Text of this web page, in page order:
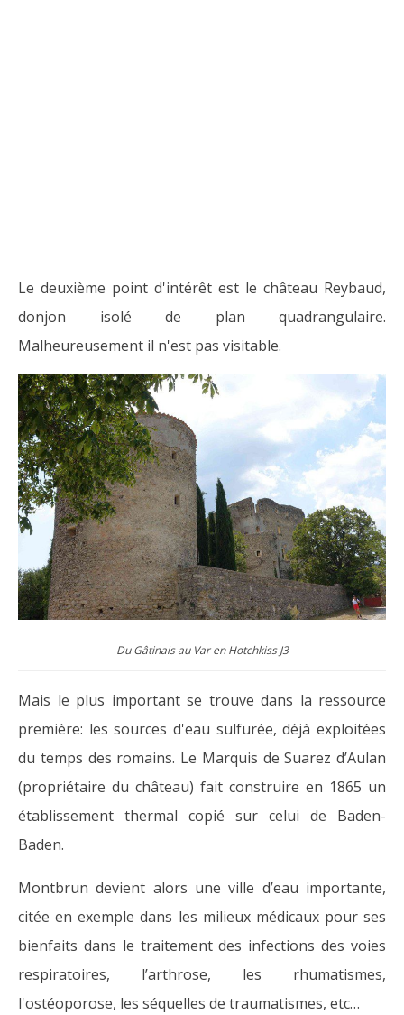
Le deuxième point d'intérêt est le château Reybaud,
donjon isolé de plan quadrangulaire.
Malheureusement il n'est pas visitable.
Du Gâtinais au Var en Hotchkiss J3
Mais le plus important se trouve dans la ressource
première: les sources d'eau sulfurée, déjà exploitées
du temps des romains. Le Marquis de Suarez d’Aulan
(propriétaire du château) fait construire en 1865 un
établissement thermal copié sur celui de Baden-
Baden.
Montbrun devient alors une ville d’eau importante,
citée en exemple dans les milieux médicaux pour ses
bienfaits dans le traitement des infections des voies
respiratoires, l’arthrose, les rhumatismes,
l'ostéoporose, les séquelles de traumatismes, etc…